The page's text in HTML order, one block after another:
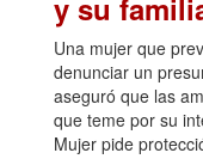
y su
Una mujer que
denunciar un
aseguró que las
que teme por su
Mujer pide